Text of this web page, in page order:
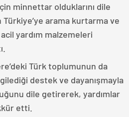
minnettar olduklarını dile
arama kurtarma ve
yardım malzemeleri
Türk toplumunun da
destek ve dayanışmayla
dile getirerek, yardımlar
etti.